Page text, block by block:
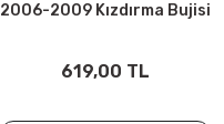
2006-2009 Kızdırma Bujisi
619,00 TL